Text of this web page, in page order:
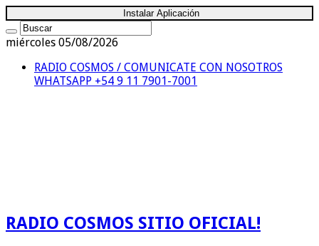
Instalar Aplicación
miércoles 05/08/2026
RADIO COSMOS / COMUNICATE CON NOSOTROS
WHATSAPP +54 9 11 7901-7001
RADIO COSMOS SITIO OFICIAL!